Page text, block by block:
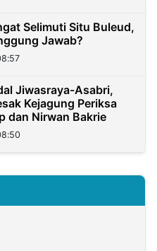
Selimuti Situ Buleud,
Jawab?
Jiwasraya-Asabri,
Kejagung Periksa
dan Nirwan Bakrie